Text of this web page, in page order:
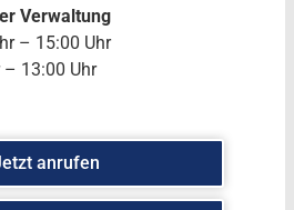
Verwaltung
– 15:00 Uhr
– 13:00 Uhr
anrufen